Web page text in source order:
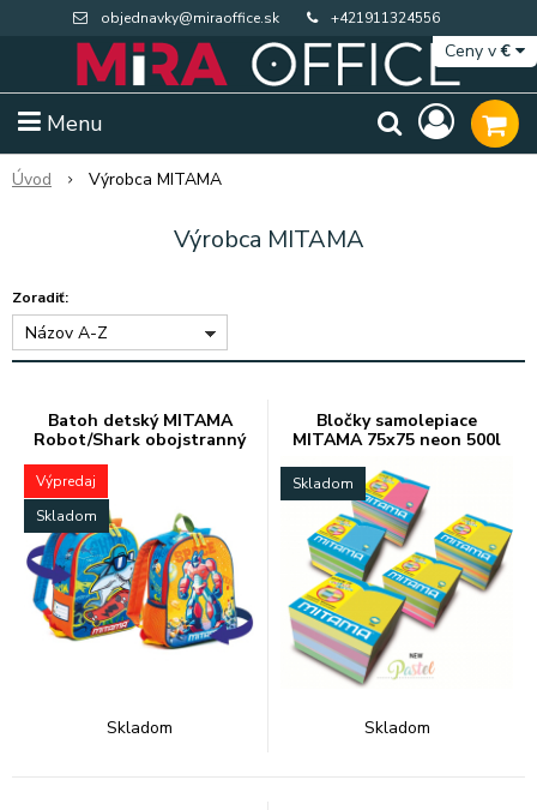
objednavky@miraoffice.sk +421911324556
Menu
Ceny v€
Extra výpredaj zásob Výpredaj BTS
Úvod Výrobca MITAMA
Výrobca MITAMA
Zoradiť:
Názov A-Z
Batoh detský MITAMA
Robot/Shark obojstranný
Výpredaj
Skladom
Skladom
Bločky samolepiace
MITAMA 75x75 neon 500l
Skladom
Skladom